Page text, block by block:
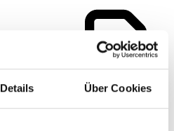
Details Über Cookies